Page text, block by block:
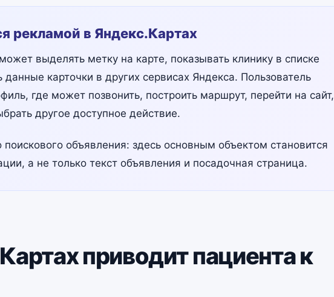
рекламой в Яндекс.Картах
выделять метку на карте, показывать клинику в списке
данные карточки в других сервисах Яндекса. Пользователь
где может позвонить, построить маршрут, перейти на сайт,
другое доступное действие.
поискового объявления: здесь основным объектом становится
а не только текст объявления и посадочная страница.
приводит пациента к